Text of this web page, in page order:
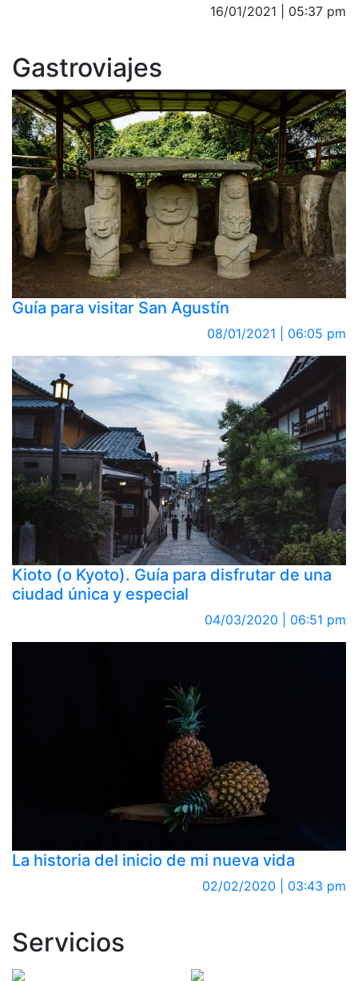
16/01/2021 | 05:37 pm
Gastroviajes
Guía para visitar San Agustín
08/01/2021 | 06:05 pm
Kioto (o Kyoto). Guía para disfrutar de una
ciudad única y especial
04/03/2020 | 06:51 pm
La historia del inicio de mi nueva vida
02/02/2020 | 03:43 pm
Servicios